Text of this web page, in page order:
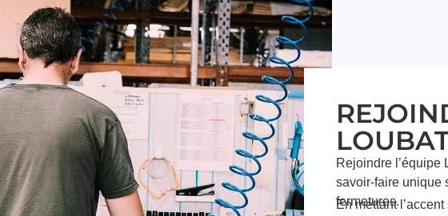
Rejoindre l’équipe
savoir-faire unique
fermetures.
En mettant